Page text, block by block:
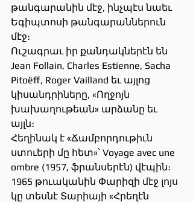
թանգարանին մէջ, ինչպէս նաեւ
Եգիպտոսի թանգարաններուն
մէջ։
Ուշագրաւ իր քանդակներէն են
Jean Follain, Charles Estienne, Sacha
Pitoëff, Roger Vailland եւ այլոց
կիսանդրիները, «Ողջոյն
խախաղութեան» արձանը եւ
այլն։
Հեղինակ է «Ճամբորդութիւն
ստուերի մը հետ»՝ Voyage avec une
ombre (1957, ֆրանսերէն) վէպին։
1965 թուականին Փարիզի մէջ լոյս
կը տեսնէ Տարիայի «Հրեղէն